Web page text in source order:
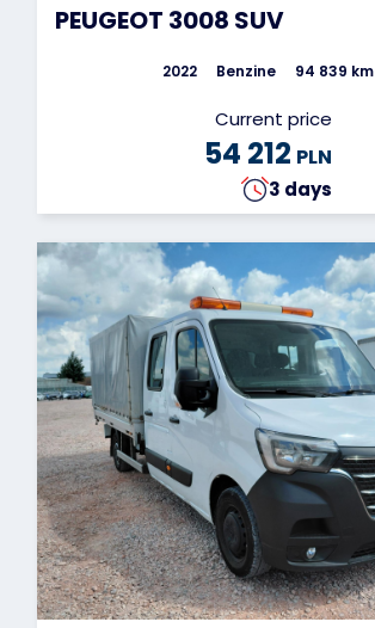
PEUGEOT 3008 SUV
2022 Benzine 94 839 km
Current price
54 212 PLN
3 days